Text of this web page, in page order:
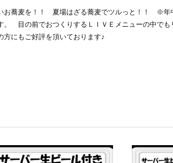
お蕎麦を！！ 夏場はざる蕎麦でツルっと！！ ※年
。 目の前でおつくりするＬＩＶＥメニューの中でも
方にもご好評を頂いております♪